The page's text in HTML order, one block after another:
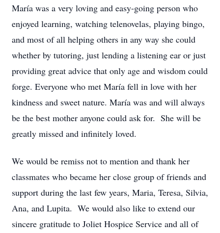
María was a very loving and easy-going person who
enjoyed learning, watching telenovelas, playing bingo,
and most of all helping others in any way she could
whether by tutoring, just lending a listening ear or just
providing great advice that only age and wisdom could
forge. Everyone who met María fell in love with her
kindness and sweet nature. María was and will always
be the best mother anyone could ask for. She will be
greatly missed and infinitely loved.
We would be remiss not to mention and thank her
classmates who became her close group of friends and
support during the last few years, Maria, Teresa, Silvia,
Ana, and Lupita. We would also like to extend our
sincere gratitude to Joliet Hospice Service and all of